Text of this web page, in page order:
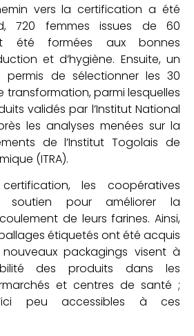
vers la certification a été
720 femmes issues de 60
été formées aux bonnes
et d’hygiène. Ensuite, un
de sélectionner les 30
transformation, parmi lesquelles
validés par l’Institut National
les analyses menées sur la
de l’Institut Togolais de
(ITRA).
les coopératives
soutien pour améliorer la
de leurs farines. Ainsi,
étiquetés ont été acquis
packagings visent à
des produits dans les
et centres de santé ;
peu accessibles à ces